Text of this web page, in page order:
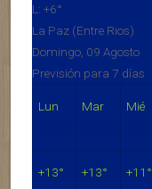
L: +6°
La Paz (Entre Rios)
Domingo, 09 Agosto
Previsión para 7 días
Lun Mar Mié
+13° +13° +11°